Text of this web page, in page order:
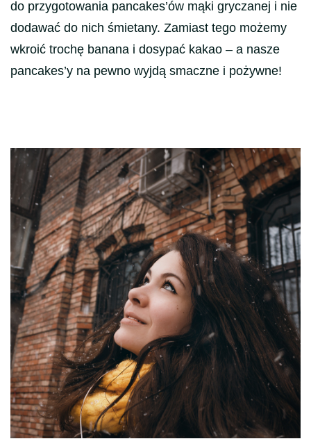
do przygotowania pancakes’ów mąki gryczanej i nie
dodawać do nich śmietany. Zamiast tego możemy
wkroić trochę banana i dosypać kakao – a nasze
pancakes’y na pewno wyjdą smaczne i pożywne!
Nawigacja
wpisu